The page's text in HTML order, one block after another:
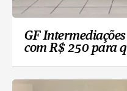
GF
com R$ 250 para